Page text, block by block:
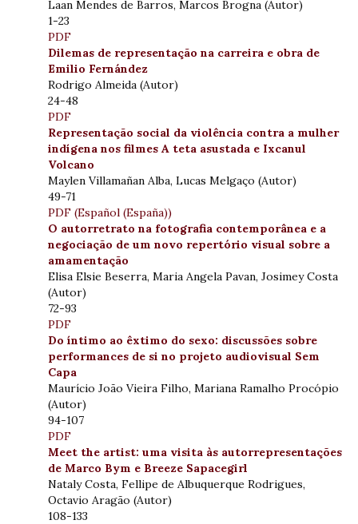
Laan Mendes de Barros, Marcos Brogna (Autor)
1-23
PDF
Dilemas de representação na carreira e obra de
Emilio Fernández
Rodrigo Almeida (Autor)
24-48
PDF
Representação social da violência contra a mulher
indígena nos filmes A teta asustada e Ixcanul
Volcano
Maylen Villamañan Alba, Lucas Melgaço (Autor)
49-71
PDF (Español (España))
O autorretrato na fotografia contemporânea e a
negociação de um novo repertório visual sobre a
amamentação
Elisa Elsie Beserra, Maria Angela Pavan, Josimey Costa
(Autor)
72-93
PDF
Do íntimo ao êxtimo do sexo: discussões sobre
performances de si no projeto audiovisual Sem
Capa
Maurício João Vieira Filho, Mariana Ramalho Procópio
(Autor)
94-107
PDF
Meet the artist: uma visita às autorrepresentações
de Marco Bym e Breeze Sapacegirl
Nataly Costa, Fellipe de Albuquerque Rodrigues,
Octavio Aragão (Autor)
108-133